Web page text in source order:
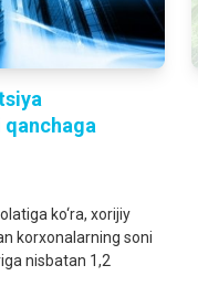
ko‘ra, xorijiy
korxonalarning soni
nisbatan 1,2